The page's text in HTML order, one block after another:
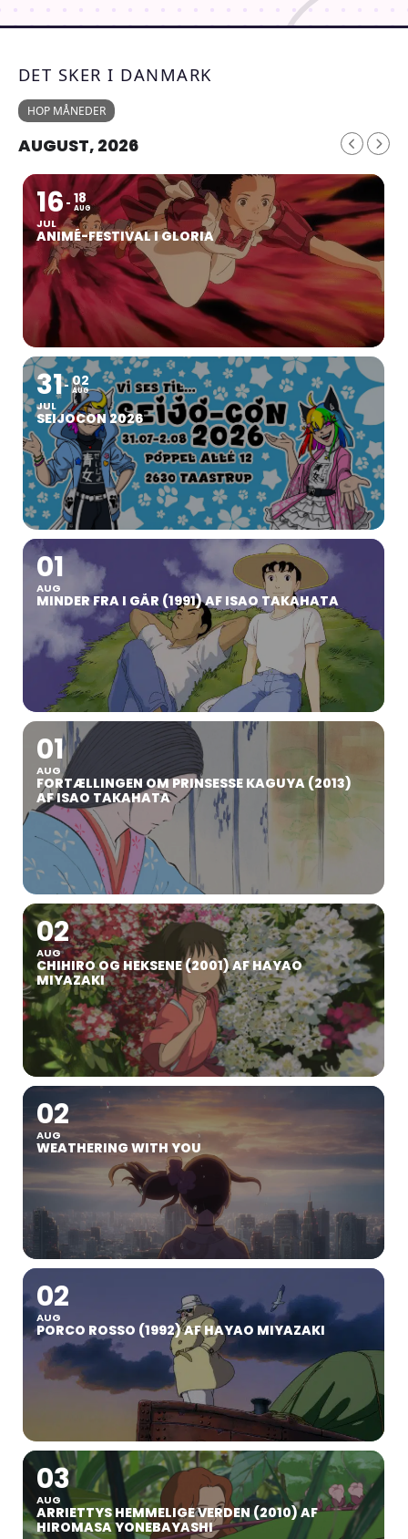
DET SKER I DANMARK
HOP MÅNEDER
AUGUST, 2026
16
JUL
18
AUG
ANIMÉ-FESTIVAL I GLORIA
31
JUL
02
AUG
SEIJOCON 2026
01
AUG
MINDER FRA I GÅR (1991) AF ISAO TAKAHATA
01
AUG
FORTÆLLINGEN OM PRINSESSE KAGUYA (2013)
AF ISAO TAKAHATA
02
AUG
CHIHIRO OG HEKSENE (2001) AF HAYAO
MIYAZAKI
02
AUG
WEATHERING WITH YOU
02
AUG
PORCO ROSSO (1992) AF HAYAO MIYAZAKI
03
AUG
ARRIETTYS HEMMELIGE VERDEN (2010) AF
HIROMASA YONEBAYASHI